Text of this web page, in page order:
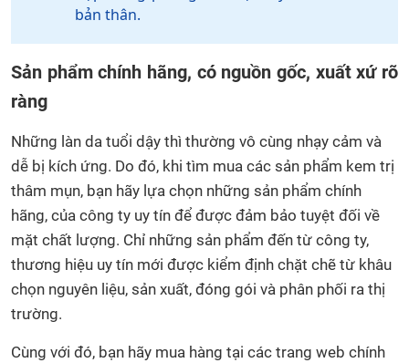
bản thân.
Sản phẩm chính hãng, có nguồn gốc, xuất xứ rõ
ràng
Những làn da tuổi dậy thì thường vô cùng nhạy cảm và
dễ bị kích ứng. Do đó, khi tìm mua các sản phẩm kem trị
thâm mụn, bạn hãy lựa chọn những sản phẩm chính
hãng, của công ty uy tín để được đảm bảo tuyệt đối về
mặt chất lượng. Chỉ những sản phẩm đến từ công ty,
thương hiệu uy tín mới được kiểm định chặt chẽ từ khâu
chọn nguyên liệu, sản xuất, đóng gói và phân phối ra thị
trường.
Cùng với đó, bạn hãy mua hàng tại các trang web chính